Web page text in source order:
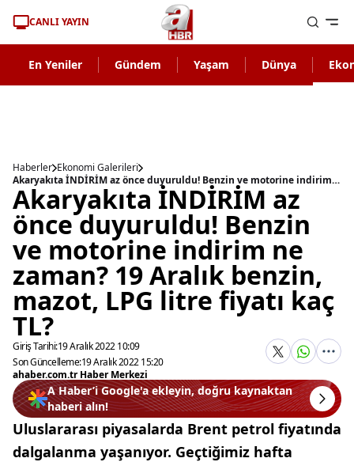
CANLI YAYIN
En Yeniler Gündem Yaşam Dünya
Haberler Ekonomi Galerileri
Akaryakıta İNDİRİM az önce duyuruldu! Benzin ve motorine indirim ne zaman? 19 Aralık benzin, mazot, LPG litre fiyatı kaç TL?
Akaryakıta İNDİRİM az
önce duyuruldu! Benzin
ve motorine indirim ne
zaman? 19 Aralık benzin,
mazot, LPG litre fiyatı kaç
TL?
Giriş Tarihi:19 Aralık 2022 10:09
Son Güncelleme:19 Aralık 2022 15:20
ahaber.com.tr Haber Merkezi
A Haber’i Google'a ekleyin, doğru kaynaktan
haberi alın!
Uluslararası piyasalarda Brent petrol fiyatında
dalgalanma yaşanıyor. Geçtiğimiz hafta